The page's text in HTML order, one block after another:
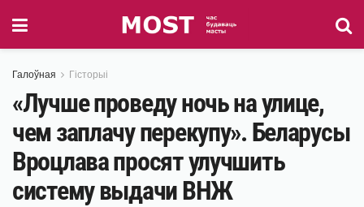
Галоўная Гісторыі
«Лучше проведу ночь на улице,
чем заплачу перекупу». Беларусы
Вроцлава просят улучшить
систему выдачи ВНЖ